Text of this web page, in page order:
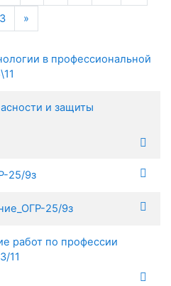
»
в профессиональной
и защиты
25/9з
25/9з
работ по профессии
11